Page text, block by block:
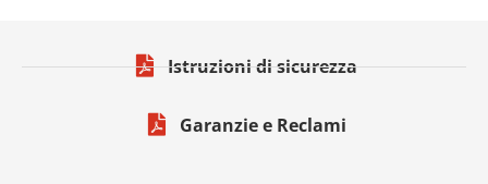
Istruzioni di sicurezza
Garanzie e Reclami